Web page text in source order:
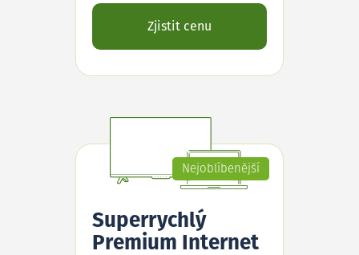
Zjistit cenu
Nejoblíbenější
Superrychlý
Premium Internet